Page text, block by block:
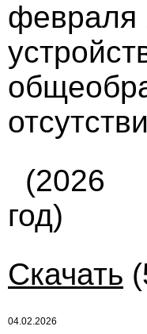
февраля
(2026
год)
Скачать
04.02.2026